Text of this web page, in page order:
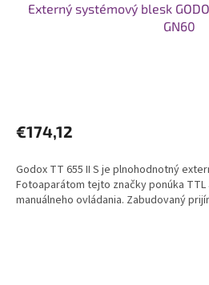
Externý systémový blesk
GN60
€174,12
Godox TT 655 II S je plnohodnotný
Fotoaparátom tejto značky ponúka TTL
manuálneho ovládania. Zabudovaný